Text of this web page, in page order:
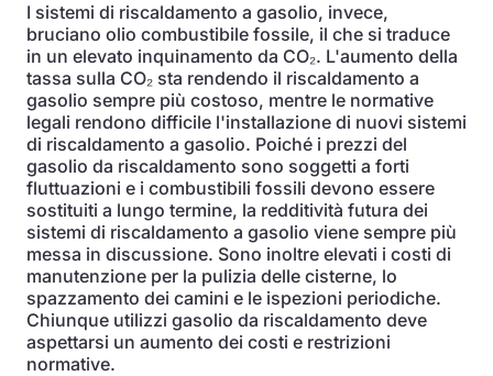
I sistemi di riscaldamento a gasolio, invece,
bruciano olio combustibile fossile, il che si traduce
in un elevato inquinamento da CO₂. L'aumento della
tassa sulla CO₂ sta rendendo il riscaldamento a
gasolio sempre più costoso, mentre le normative
legali rendono difficile l'installazione di nuovi sistemi
di riscaldamento a gasolio. Poiché i prezzi del
gasolio da riscaldamento sono soggetti a forti
fluttuazioni e i combustibili fossili devono essere
sostituiti a lungo termine, la redditività futura dei
sistemi di riscaldamento a gasolio viene sempre più
messa in discussione. Sono inoltre elevati i costi di
manutenzione per la pulizia delle cisterne, lo
spazzamento dei camini e le ispezioni periodiche.
Chiunque utilizzi gasolio da riscaldamento deve
aspettarsi un aumento dei costi e restrizioni
normative.